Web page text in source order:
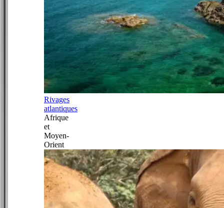
Rivages
atlantiques
Afrique
et
Moyen-
Orient